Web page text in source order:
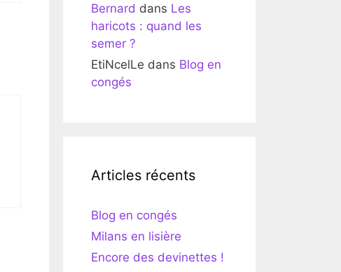
Bernard dans Les
haricots : quand les
semer ?
EtiNcelLe dans Blog en
congés
Articles récents
Blog en congés
Milans en lisière
Encore des devinettes !